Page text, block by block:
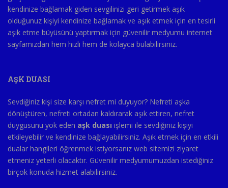
kendinize bağlamak giden sevgilinizi geri getirmek aşık
olduğunuz kişiyi kendinize bağlamak ve aşık etmek için en tesirli
aşık etme büyüsünü yaptırmak için güvenilir medyumu internet
sayfamızdan hem hızlı hem de kolayca bulabilirsiniz.
AŞK DUASI
Sevdiğiniz kişi size karşı nefret mi duyuyor? Nefreti aşka
dönüştüren, nefreti ortadan kaldırarak aşık ettiren, nefret
duygusunu yok eden aşk duası işlemi ile sevdiğiniz kişiyi
etkileyebilir ve kendinize bağlayabilirsiniz. Aşık etmek için en etkili
dualar hangileri öğrenmek istiyorsanız web sitemizi ziyaret
etmeniz yeterli olacaktır. Güvenilir medyumumuzdan istediğiniz
birçok konuda hizmet alabilirsiniz.